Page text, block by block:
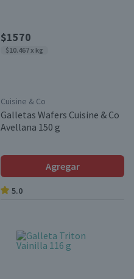
$1570
$10.467 x kg
Cuisine & Co
Galletas Wafers Cuisine & Co
Avellana 150 g
Agregar
5.0